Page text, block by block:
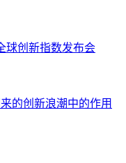
球创新指数发布会
的创新浪潮中的作用